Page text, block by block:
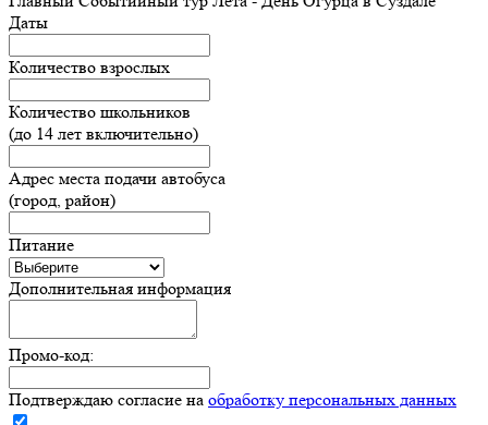
Даты
Количество взрослых
Количество школьников
(до 14 лет включительно)
Адрес места подачи автобуса
(город, район)
Питание
Дополнительная информация
Промо-код:
Подтверждаю согласие на обработку персональных данных